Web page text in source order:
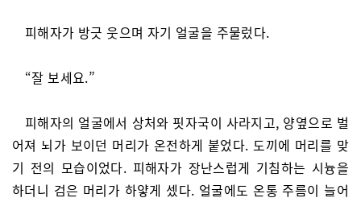
피해자가 방긋 웃으며 자기 얼굴을 주물렀다.
“잘 보세요.”
피해자의 얼굴에서 상처와 핏자국이 사라지고, 양옆으로 벌
어져 뇌가 보이던 머리가 온전하게 붙었다. 도끼에 머리를 맞
기 전의 모습이었다. 피해자가 장난스럽게 기침하는 시늉을
하더니 검은 머리가 하얗게 셌다. 얼굴에도 온통 주름이 늘어